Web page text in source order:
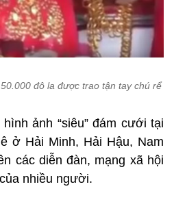
đô la được trao tận tay chú rể
ảnh “siêu” đám cưới tại
ở Hải Minh, Hải Hậu, Nam
các diễn đàn, mạng xã hội
nhiều người.